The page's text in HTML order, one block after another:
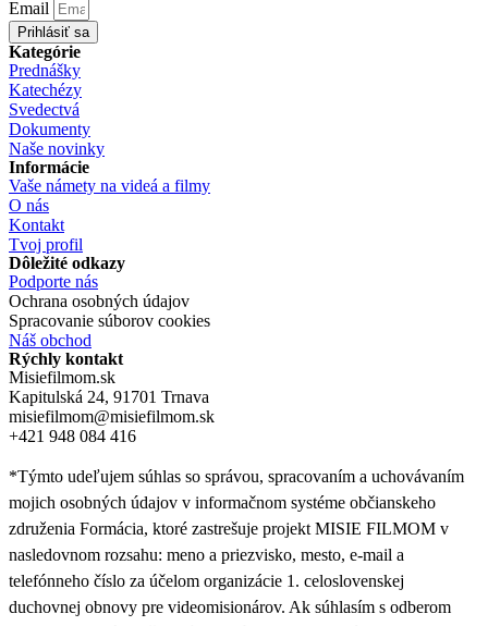
Email
Prihlásiť sa
Kategórie
Prednášky
Katechézy
Svedectvá
Dokumenty
Naše novinky
Informácie
Vaše námety na videá a filmy
O nás
Kontakt
Tvoj profil
Dôležité odkazy
Podporte nás
Ochrana osobných údajov
Spracovanie súborov cookies
Náš obchod
Rýchly kontakt
Misiefilmom.sk
Kapitulská 24, 91701 Trnava
misiefilmom@misiefilmom.sk
+421 948 084 416
*Týmto udeľujem súhlas so správou, spracovaním a uchovávaním
mojich osobných údajov v informačnom systéme občianskeho
združenia Formácia, ktoré zastrešuje projekt MISIE FILMOM v
nasledovnom rozsahu: meno a priezvisko, mesto, e-mail a
telefónneho číslo za účelom organizácie 1. celoslovenskej
duchovnej obnovy pre videomisionárov. Ak súhlasím s odberom